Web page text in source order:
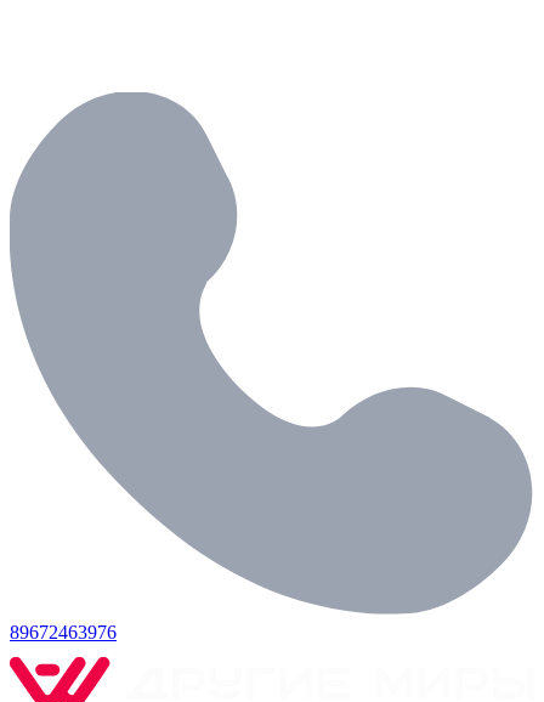
89672463976